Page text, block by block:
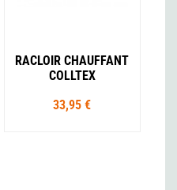
RACLOIR CHAUFFANT
COLLTEX
33,95 €